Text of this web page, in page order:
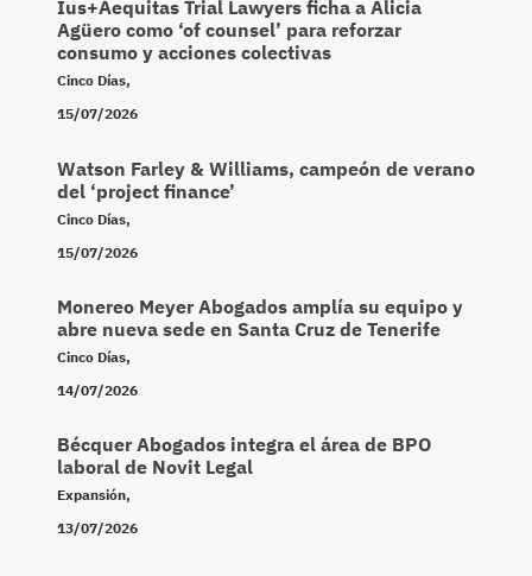
Ius+Aequitas Trial Lawyers ficha a Alicia
Agüero como ‘of counsel’ para reforzar
consumo y acciones colectivas
Cinco Días,
15/07/2026
Watson Farley & Williams, campeón de verano
del ‘project finance’
Cinco Días,
15/07/2026
Monereo Meyer Abogados amplía su equipo y
abre nueva sede en Santa Cruz de Tenerife
Cinco Días,
14/07/2026
Bécquer Abogados integra el área de BPO
laboral de Novit Legal
Expansión,
13/07/2026